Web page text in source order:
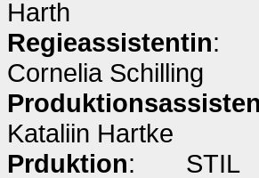
Harth
Regieassistentin:
Cornelia Schilling
Kataliin Hartke
Prduktion: